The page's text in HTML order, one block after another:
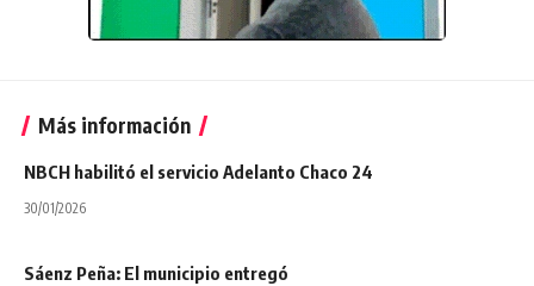
Más información
NBCH habilitó el servicio Adelanto Chaco 24
30/01/2026
Sáenz Peña: El municipio entregó